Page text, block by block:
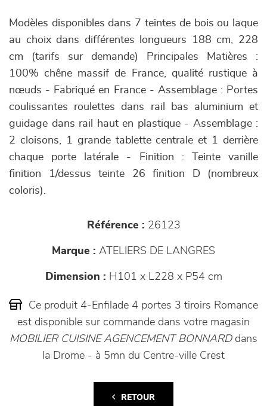
Modèles disponibles dans 7 teintes de bois ou laque
au choix dans différentes longueurs 188 cm, 228
cm (tarifs sur demande) Principales Matières :
100% chêne massif de France, qualité rustique à
nœuds - Fabriqué en France - Assemblage : Portes
coulissantes roulettes dans rail bas aluminium et
guidage dans rail haut en plastique - Assemblage :
2 cloisons, 1 grande tablette centrale et 1 derrière
chaque porte latérale - Finition : Teinte vanille
finition 1/dessus teinte 26 finition D (nombreux
coloris).
Référence : 26123
Marque : ATELIERS DE LANGRES
Dimension : H101 x L228 x P54 cm
Ce produit 4-Enfilade 4 portes 3 tiroirs Romance
est disponible sur commande dans votre magasin
MOBILIER CUISINE AGENCEMENT BONNARDdans
la Drome - à 5mn du Centre-ville Crest
RETOUR